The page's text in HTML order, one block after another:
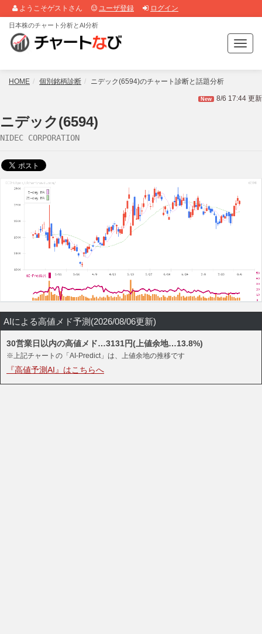
ようこそゲストさん ユーザ登録 ログイン
T
o
g
e
日本株のチャート分析とAI分析
HOME 個別銘柄診断 ニデック(6594)のチャート診断と話題分析
New 8/6 17:44 更新
ニデック(6594)
NIDEC CORPORATION
AIによる高値メド予測(2026/08/06更新)
30営業日以内の高値メド…3131円(上値余地…13.8%)
※上記チャートの「AI-Predict」は、上値余地の推移です
『高値予測AI』はこちらへ